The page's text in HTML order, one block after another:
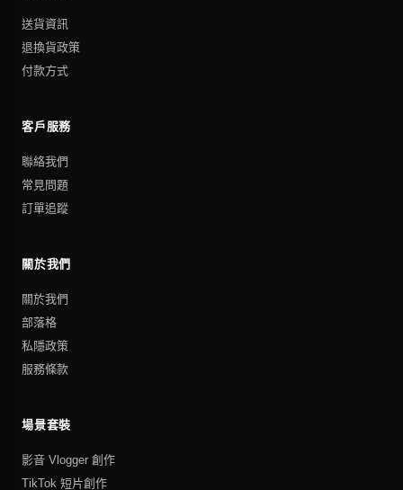
送貨資訊
退換貨政策
付款方式
客戶服務
聯絡我們
常見問題
訂單追蹤
關於我們
關於我們
部落格
私隱政策
服務條款
場景套裝
影音 Vlogger 創作
TikTok 短片創作